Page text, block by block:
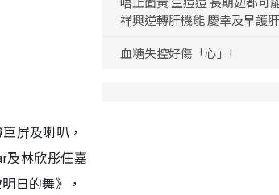
屏及喇叭，
及林欣彤任嘉
日的舞》，
祥興逆轉肝機能 慶幸及早護肝
血糖失控好傷「心」!